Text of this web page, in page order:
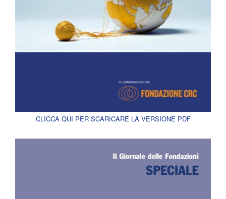
CLICCA QUI PER SCARICARE LA VERSIONE PDF